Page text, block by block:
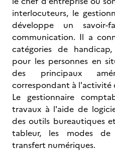
interlocuteurs, le
développe un
communication. Il a
catégories de
pour les personnes en
des principaux
correspondant à l'activité
Le gestionnaire
travaux à l'aide de
des outils bureautiques
tableur, les modes
transfert numériques.